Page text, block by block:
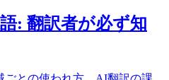
: 翻訳者が必ず知